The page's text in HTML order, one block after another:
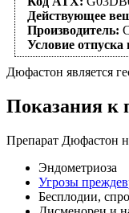
Действующее
Производитель:
Условие отпуска
Дюфастон является
Показания к
Препарат Дюфастон
Эндометриоза
Угрозы
Бесплодии,